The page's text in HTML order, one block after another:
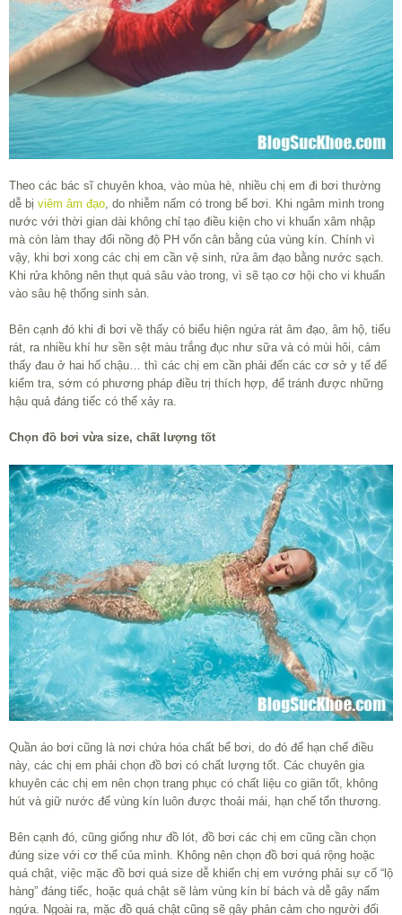
Theo các bác sĩ chuyên khoa, vào mùa hè, nhiều chị em đi bơi thường
dễ bị viêm âm đạo , do nhiễm nấm có trong bể bơi. Khi ngâm mình trong
nước với thời gian dài không chỉ tạo điều kiện cho vi khuẩn xâm nhập
mà còn làm thay đổi nồng độ PH vốn cân bằng của vùng kín. Chính vì
vậy, khi bơi xong các chị em cần vệ sinh, rửa âm đạo bằng nước sạch.
Khi rửa không nên thụt quá sâu vào trong, vì sẽ tạo cơ hội cho vi khuẩn
vào sâu hệ thống sinh sản.
Bên cạnh đó khi đi bơi về thấy có biểu hiện ngứa rát âm đạo, âm hộ, tiểu
rát, ra nhiều khí hư sền sệt màu trắng đục như sữa và có mùi hôi, cảm
thấy đau ở hai hố chậu… thì các chị em cần phải đến các cơ sở y tế để
kiểm tra, sớm có phương pháp điều trị thích hợp, để tránh được những
hậu quả đáng tiếc có thể xảy ra.
Chọn đồ bơi vừa size, chất lượng tốt
Quần áo bơi cũng là nơi chứa hóa chất bể bơi, do đó để hạn chế điều
này, các chị em phải chọn đồ bơi có chất lượng tốt. Các chuyên gia
khuyên các chị em nên chọn trang phục có chất liệu co giãn tốt, không
hút và giữ nước để vùng kín luôn được thoải mái, hạn chế tổn thương.
Bên cạnh đó, cũng giống như đồ lót, đồ bơi các chị em cũng cần chọn
đúng size với cơ thể của mình. Không nên chọn đồ bơi quá rộng hoặc
quá chật, việc mặc đồ bơi quá size dễ khiến chị em vướng phải sự cố “lộ
hàng” đáng tiếc, hoặc quá chật sẽ làm vùng kín bí bách và dễ gây nấm
ngứa. Ngoài ra, mặc đồ quá chật cũng sẽ gây phản cảm cho người đối